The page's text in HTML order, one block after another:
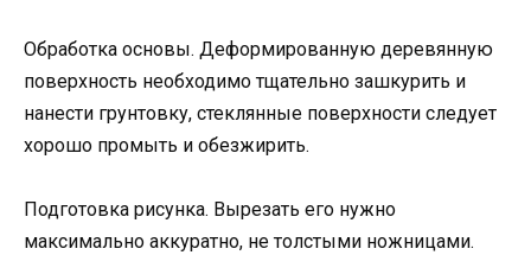
Обработка основы. Деформированную деревянную
поверхность необходимо тщательно зашкурить и
нанести грунтовку, стеклянные поверхности следует
хорошо промыть и обезжирить.
Подготовка рисунка. Вырезать его нужно
максимально аккуратно, не толстыми ножницами.